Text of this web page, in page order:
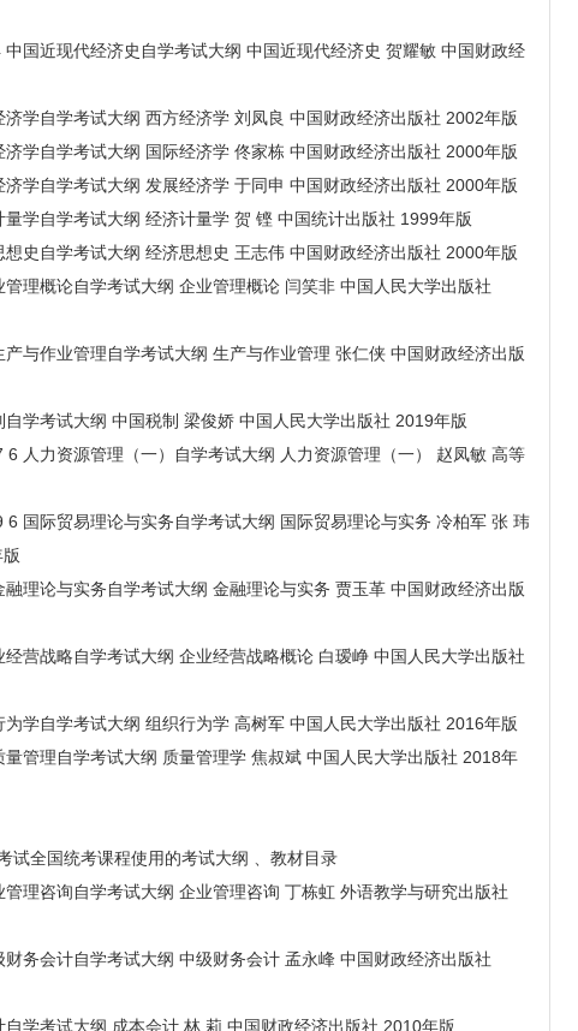
国近现代经济史自学考试大纲 中国近现代经济史 贺耀敏 中国财政经
学自学考试大纲 西方经济学 刘凤良 中国财政经济出版社 2002年版
学自学考试大纲 国际经济学 佟家栋 中国财政经济出版社 2000年版
学自学考试大纲 发展经济学 于同申 中国财政经济出版社 2000年版
学自学考试大纲 经济计量学 贺 铿 中国统计出版社 1999年版
史自学考试大纲 经济思想史 王志伟 中国财政经济出版社 2000年版
理概论自学考试大纲 企业管理概论 闫笑非 中国人民大学出版社
与作业管理自学考试大纲 生产与作业管理 张仁侠 中国财政经济出版
学考试大纲 中国税制 梁俊娇 中国人民大学出版社 2019年版
人力资源管理（一）自学考试大纲 人力资源管理（一） 赵凤敏 高等
国际贸易理论与实务自学考试大纲 国际贸易理论与实务 冷柏军 张 玮
理论与实务自学考试大纲 金融理论与实务 贾玉革 中国财政经济出版
营战略自学考试大纲 企业经营战略概论 白瑷峥 中国人民大学出版社
学自学考试大纲 组织行为学 高树军 中国人民大学出版社 2016年版
管理自学考试大纲 质量管理学 焦叔斌 中国人民大学出版社 2018年
试全国统考课程使用的考试大纲 、教材目录
理咨询自学考试大纲 企业管理咨询 丁栋虹 外语教学与研究出版社
务会计自学考试大纲 中级财务会计 孟永峰 中国财政经济出版社
学考试大纲 成本会计 林 莉 中国财政经济出版社 2010年版